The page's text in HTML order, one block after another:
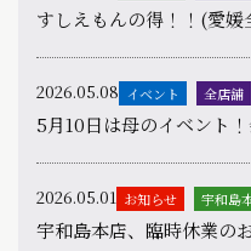
すしえもんの得！！(愛媛
2026.05.08 イベント 全店舗
5月10日は母のイベント
2026.05.01 お知らせ 宇和島
宇和島本店、臨時休業の